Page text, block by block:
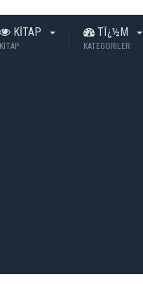
KİTAP
KİTAP
TÏ¿½M
KATEGORILER